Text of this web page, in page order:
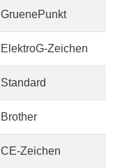
GruenePunkt
ElektroG-Zeichen
Standard
Brother
CE-Zeichen